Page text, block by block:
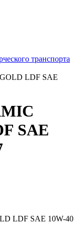
транспорта
LDF SAE
SAE